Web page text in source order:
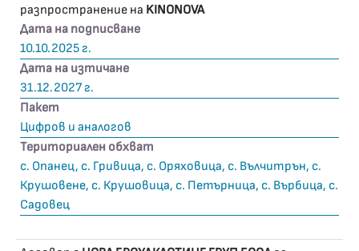
разпространение на KINONOVA
Дата на подписване
10.10.2025 г.
Дата на изтичане
31.12.2027 г.
Пакет
Цифров и аналогов
Териториален обхват
с. Опанец, с. Гривица, с. Оряховица, с. Вълчитрън, с.
Крушовене, с. Крушовица, с. Петърница, с. Върбица, с.
Садовец